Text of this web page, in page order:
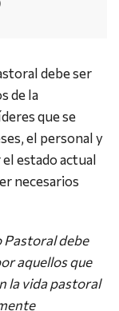
debe ser
de la
que se
el personal y
estado actual
necesarios
Pastoral debe
aquellos que
la vida pastoral